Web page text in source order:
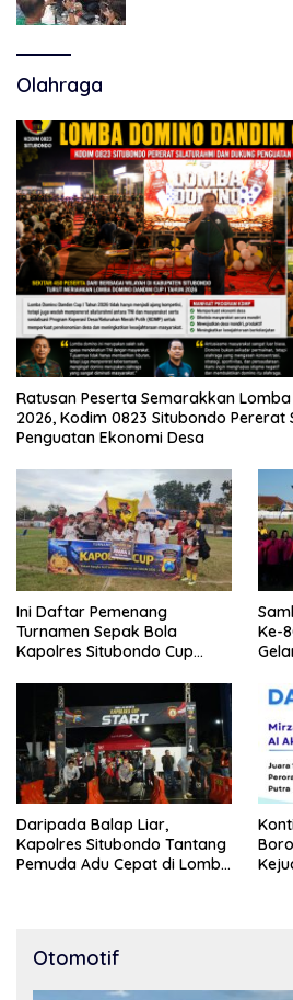
Olahraga
Ratusan Peserta Semarakkan
2026, Kodim 0823 Situbondo
Penguatan Ekonomi Desa
Ini Daftar Pemenang
Turnamen Sepak Bola
Kapolres Situbondo Cup
10 Tahun
Ke-
Daripada Balap Liar,
Kapolres Situbondo Tantang
Pemuda Adu Cepat di Lomba
Otomotif